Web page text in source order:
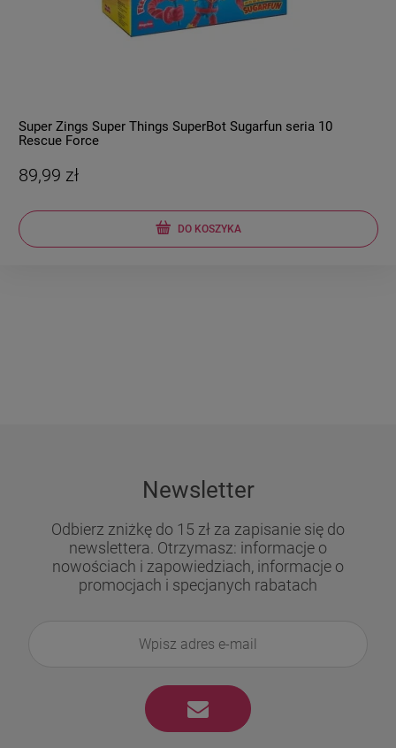
Super Zings Super Things SuperBot Sugarfun seria 10
Rescue Force
89,99 zł
DO KOSZYKA
Newsletter
​​​​​​​Odbierz zniżkę do 15 zł za zapisanie się do
newslettera. Otrzymasz: informacje o
nowościach i zapowiedziach, informacje o
promocjach i specjanych rabatach